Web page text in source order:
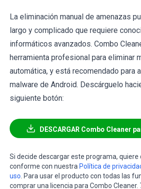
La eliminación manual de amenazas
largo y complicado que requiere
informáticos avanzados. Combo
herramienta profesional para eliminar
automática, y está recomendado para
malware de Android. Descárguelo
siguiente botón:
DESCARGAR Combo Cleaner
Si decide descargar este programa,
conforme con nuestra Política de
uso. Para usar el producto con todas las
comprar una licencia para Combo Cleaner.